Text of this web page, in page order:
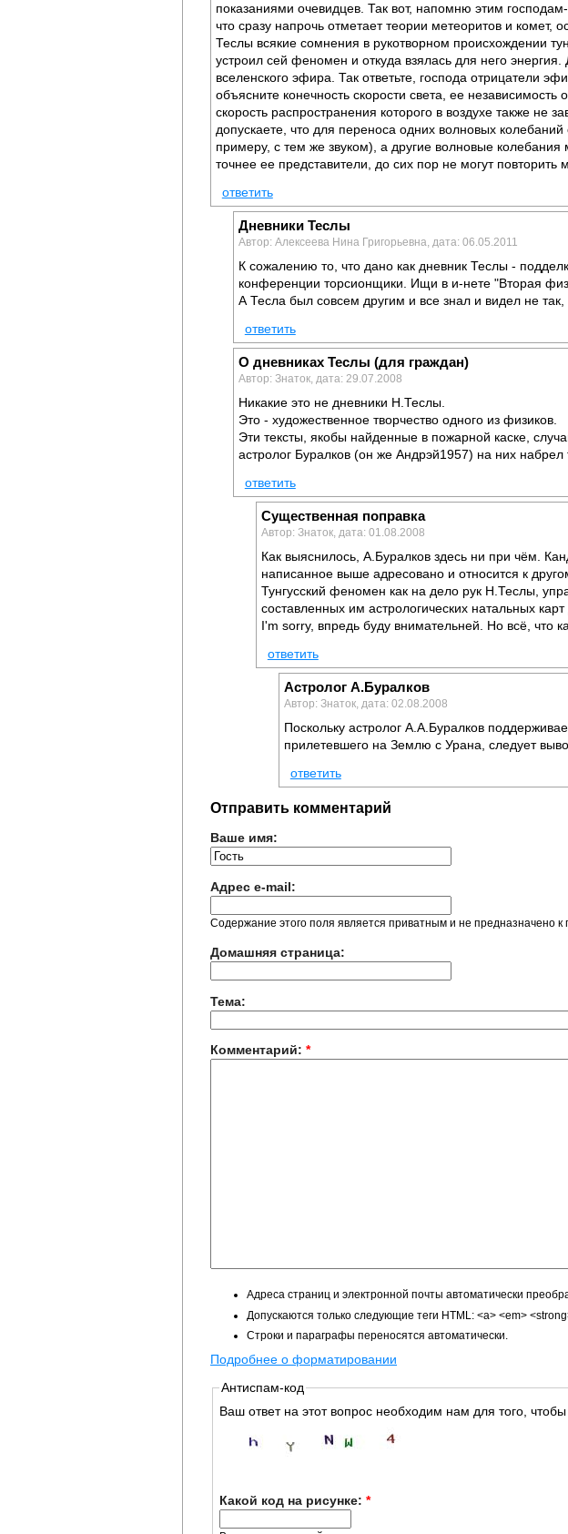
показаниями очевидцев. Так вот, напомню этим
что сразу напрочь отметает теории метеоритов и
Теслы всякие сомнения в рукотворном происхождении
устроил сей феномен и откуда взялась для него
вселенского эфира. Так ответьте, господа отрицатели
объясните конечность скорости света, ее
скорость распространения которого в воздухе также не
допускаете, что для переноса одних волновых
примеру, с тем же звуком), а другие волновые
точнее ее представители, до сих пор не могут повторить
ответить
Дневники Теслы
Автор: Алексеева Нина Григорьевна, дата: 06.05.2011
К сожалению то, что дано как дневник Теслы -
конференции торсионщики. Ищи в и-нете "Вторая
А Тесла был совсем другим и все знал и видел не
ответить
О дневниках Теслы (для граждан)
Автор: Знаток, дата: 29.07.2008
Никакие это не дневники Н.Теслы.
Это - художественное творчество одного из физиков.
Эти тексты, якобы найденные в пожарной каске,
астролог Буралков (он же Андрэй1957) на них набрел
ответить
Существенная поправка
Автор: Знаток, дата: 01.08.2008
Как выяснилось, А.Буралков здесь ни при чём.
написанное выше адресовано и относится к
Тунгусский феномен как на дело рук Н.Теслы,
составленных им астрологических натальных
I'm sorry, впредь буду внимательней. Но всё, что
ответить
Астролог А.Буралков
Автор: Знаток, дата: 02.08.2008
Поскольку астролог А.А.Буралков
прилетевшего на Землю с Урана, следует
ответить
Отправить комментарий
Ваше имя:
Адрес e-mail:
Содержание этого поля является приватным и не предназначено к
Домашняя страница:
Тема:
Комментарий: *
Адреса страниц и электронной почты автоматически
Допускаются только следующие теги HTML: <a> <em>
Строки и параграфы переносятся автоматически.
Подробнее о форматировании
Антиспам-код
Ваш ответ на этот вопрос необходим нам для того,
Какой код на рисунке: *